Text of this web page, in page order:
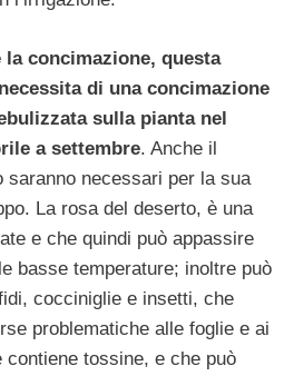
la concimazione, questa
di una concimazione
sulla pianta nel
a settembre. Anche il
saranno necessari per la sua
La rosa del deserto, è una
e che quindi può appassire
basse temperature; inoltre può
cocciniglie e insetti, che
problematiche alle foglie e ai
contiene tossine, e che può